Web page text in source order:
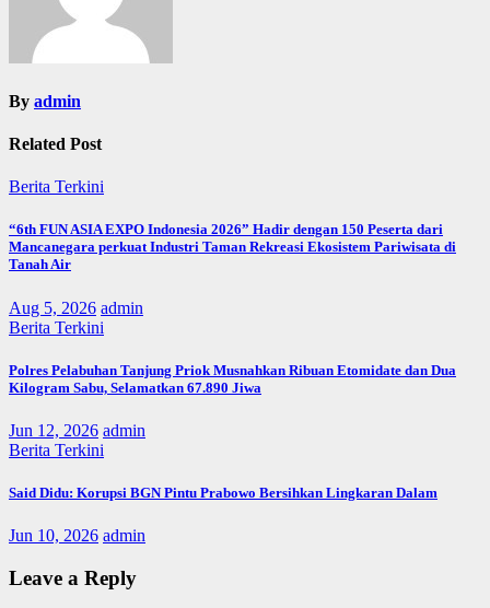
By admin
Related Post
Berita Terkini
“6th FUN ASIA EXPO Indonesia 2026” Hadir dengan 150 Peserta dari
Mancanegara perkuat Industri Taman Rekreasi Ekosistem Pariwisata di
Tanah Air
Aug 5, 2026 admin
Berita Terkini
Polres Pelabuhan Tanjung Priok Musnahkan Ribuan Etomidate dan Dua
Kilogram Sabu, Selamatkan 67.890 Jiwa
Jun 12, 2026 admin
Berita Terkini
Said Didu: Korupsi BGN Pintu Prabowo Bersihkan Lingkaran Dalam
Jun 10, 2026 admin
Leave a Reply